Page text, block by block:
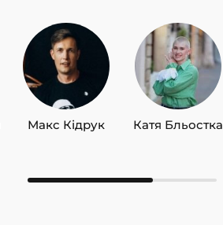
Макс Кідрук Катя Бльостка